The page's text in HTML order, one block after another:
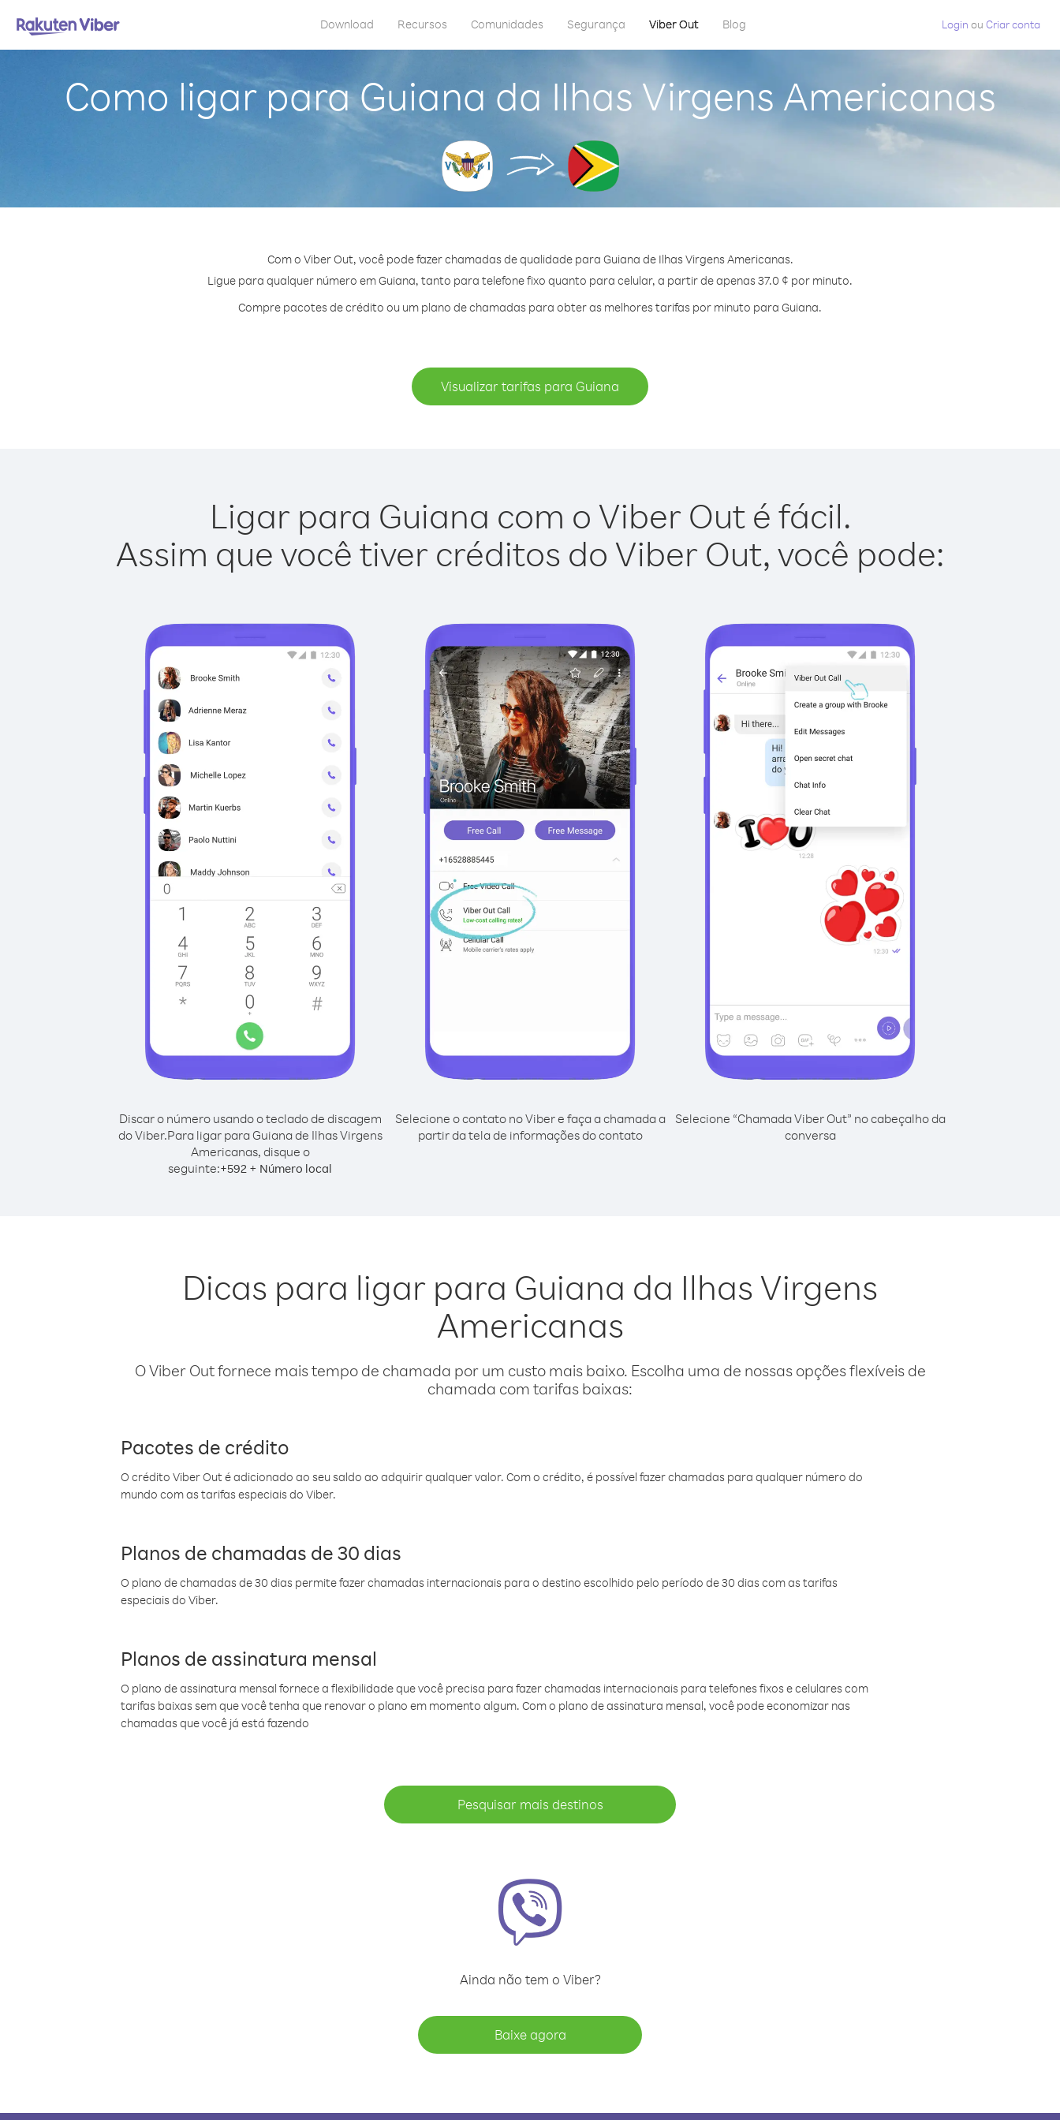
Download Recursos Comunidades Segurança Viber Out Blog Login ou Criar conta
Como ligar para Guiana da Ilhas Virgens Americanas
Com o Viber Out, você pode fazer chamadas de qualidade para Guiana de Ilhas Virgens Americanas.
Ligue para qualquer número em Guiana, tanto para telefone fixo quanto para celular, a partir de apenas 37.0 ¢ por minuto.
Compre pacotes de crédito ou um plano de chamadas para obter as melhores tarifas por minuto para Guiana.
Visualizar tarifas para Guiana
Ligar para Guiana com o Viber Out é fácil.
Assim que você tiver créditos do Viber Out, você pode:
Discar o número usando o teclado de discagem
do Viber.Para ligar para Guiana de Ilhas Virgens
Americanas, disque o
seguinte:+592 + Número local
Selecione o contato no Viber e faça a chamada a
partir da tela de informações do contato
Selecione “Chamada Viber Out” no cabeçalho da
conversa
Dicas para ligar para Guiana da Ilhas Virgens
Americanas
O Viber Out fornece mais tempo de chamada por um custo mais baixo. Escolha uma de nossas opções flexíveis de
chamada com tarifas baixas:
Pacotes de crédito
O crédito Viber Out é adicionado ao seu saldo ao adquirir qualquer valor. Com o crédito, é possível fazer chamadas para qualquer número do
mundo com as tarifas especiais do Viber.
Planos de chamadas de 30 dias
O plano de chamadas de 30 dias permite fazer chamadas internacionais para o destino escolhido pelo período de 30 dias com as tarifas
especiais do Viber.
Planos de assinatura mensal
O plano de assinatura mensal fornece a flexibilidade que você precisa para fazer chamadas internacionais para telefones fixos e celulares com
tarifas baixas sem que você tenha que renovar o plano em momento algum. Com o plano de assinatura mensal, você pode economizar nas
chamadas que você já está fazendo
Pesquisar mais destinos
Ainda não tem o Viber?
Baixe agora